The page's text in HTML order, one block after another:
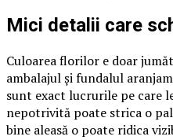
Mici detalii care
Culoarea florilor e doar
ambalajul și fundalul
sunt exact lucrurile pe care
nepotrivită poate strica o
bine aleasă o poate ridica